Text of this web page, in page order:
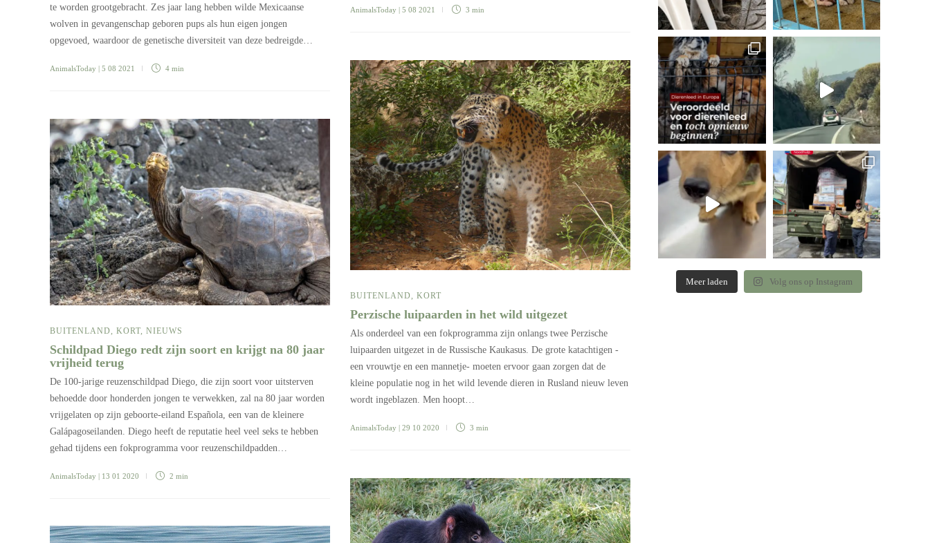
AnimalsToday | 5 08 2021 3 min
te worden grootgebracht. Zes jaar lang hebben wilde Mexicaanse
wolven in gevangenschap geboren pups als hun eigen jongen
opgevoed, waardoor de genetische diversiteit van deze bedreigde…
AnimalsToday | 5 08 2021 4 min
BUITENLAND KORT
Perzische luipaarden in het wild uitgezet
Als onderdeel van een fokprogramma zijn onlangs twee Perzische
luipaarden uitgezet in de Russische Kaukasus. De grote katachtigen -
een vrouwtje en een mannetje- moeten ervoor gaan zorgen dat de
kleine populatie nog in het wild levende dieren in Rusland nieuw leven
wordt ingeblazen. Men hoopt…
AnimalsToday | 29 10 2020 3 min
BUITENLAND KORT NIEUWS
Schildpad Diego redt zijn soort en krijgt na 80 jaar
vrijheid terug
De 100-jarige reuzenschildpad Diego, die zijn soort voor uitsterven
behoedde door honderden jongen te verwekken, zal na 80 jaar worden
vrijgelaten op zijn geboorte-eiland Española, een van de kleinere
Galápagoseilanden. Diego heeft de reputatie heel veel seks te hebben
gehad tijdens een fokprogramma voor reuzenschildpadden…
AnimalsToday | 13 01 2020 2 min
Meer laden Volg ons op Instagram